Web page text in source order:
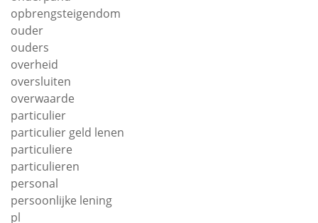
opbrengsteigendom
ouder
ouders
overheid
oversluiten
overwaarde
particulier
particulier geld lenen
particuliere
particulieren
personal
persoonlijke lening
pl